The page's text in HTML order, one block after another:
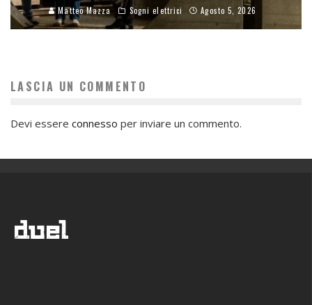
Matteo Mazza Sogni elettrici Agosto 5, 2026
LASCIA UN COMMENTO
Devi essere connesso per inviare un commento.